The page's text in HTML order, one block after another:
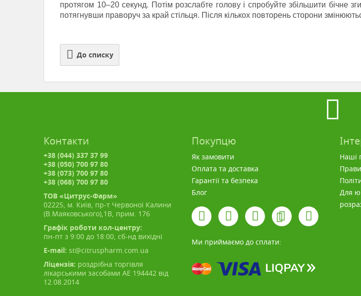
протягом 10–20 секунд. Потім розслабте голову і спробуйте збільшити бічне
потягнувши праворуч за край стільця. Після кількох повторень сторони
До списку
Контакти
+38 (044) 337 37 99
+38 (050) 700 97 80
+38 (073) 700 97 80
+38 (068) 700 97 80
ТОВ «Цитрус-Фарм»
02225, м. Київ, пр-т Червоної Калини
(В.Маяковського),1В, прим. 176
Графік роботи кол-центру:
пн-пт з 9:00 до 18:00, сб-нд вихідні
E-mail: st@citruspharm.com.ua
Ліцензія: роздрібна торгівля
лікарськими засобами АЕ 194442 від
12.08.2014
Покупцю
Як замовити
Оплата та доставка
Гарантії та безпека
Блог
Ми приймаємо до сплати:
Наші
Для